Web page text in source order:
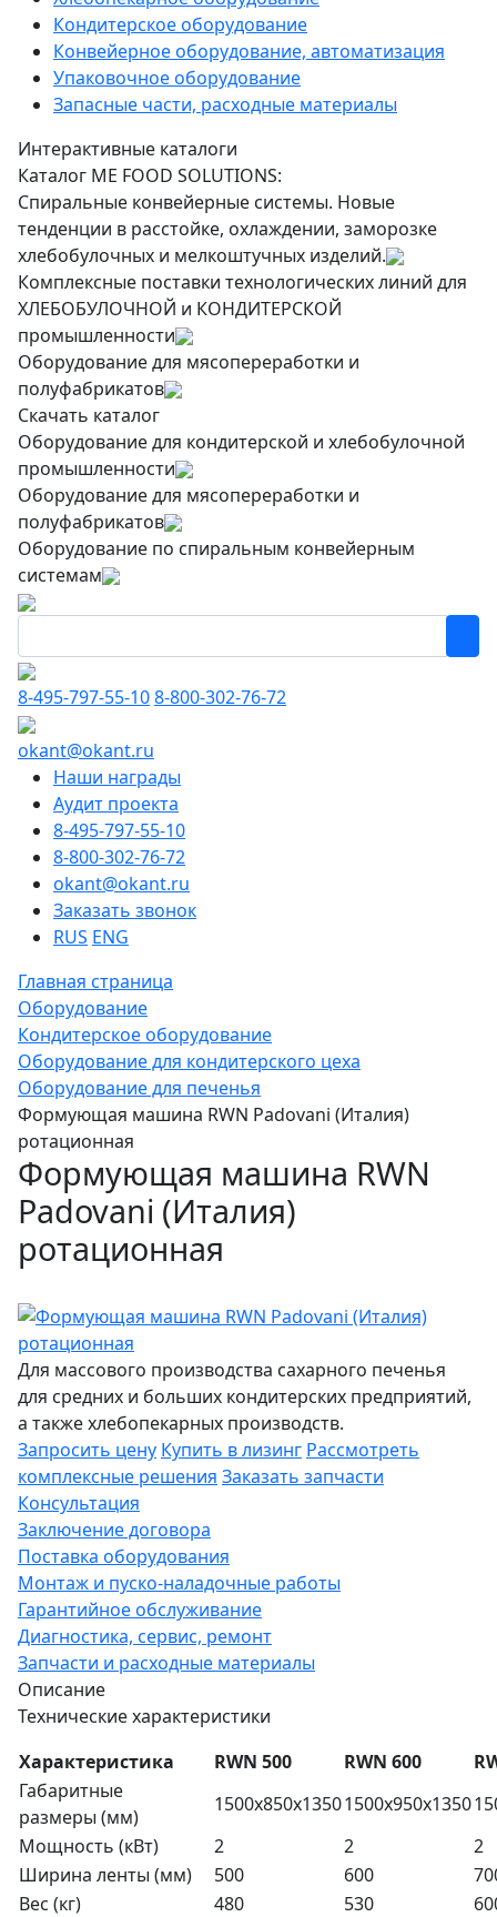
Кондитерское оборудование
Конвейерное оборудование, автоматизация
Упаковочное оборудование
Запасные части, расходные материалы
Интерактивные каталоги
Каталог ME FOOD SOLUTIONS:
Спиральные конвейерные системы. Новые
тенденции в расстойке, охлаждении, заморозке
хлебобулочных и мелкоштучных изделий.
Комплексные поставки технологических линий для
ХЛЕБОБУЛОЧНОЙ и КОНДИТЕРСКОЙ
промышленности
Оборудование для мясопереработки и
полуфабрикатов
Скачать каталог
Оборудование для кондитерской и хлебобулочной
промышленности
Оборудование для мясопереработки и
полуфабрикатов
Оборудование по спиральным конвейерным
системам
8-495-797-55-108-800-302-76-72
okant@okant.ru
Наши награды
Аудит проекта
8-495-797-55-10
8-800-302-76-72
okant@okant.ru
Заказать звонок
RUS ENG
Главная страница
Оборудование
Кондитерское оборудование
Оборудование для кондитерского цеха
Оборудование для печенья
Формующая машина RWN Padovani (Италия)
ротационная
Формующая машина RWN
Padovani (Италия)
ротационная
Для массового производства сахарного печенья
для средних и больших кондитерских предприятий,
а также хлебопекарных производств.
Запросить цену Купить в лизинг Рассмотреть
комплексные решения Заказать запчасти
Консультация
Заключение договора
Поставка оборудования
Монтаж и пуско-наладочные работы
Гарантийное обслуживание
Диагностика, сервис, ремонт
Запчасти и расходные материалы
Описание
Технические характеристики
Характеристика
RWN 500 RWN 600
Габаритные
размеры (мм)
1500х850х13501500х950х1350
Мощность (кВт)
2 2
2
Ширина ленты (мм)
500 600
Вес (кг)
480 530